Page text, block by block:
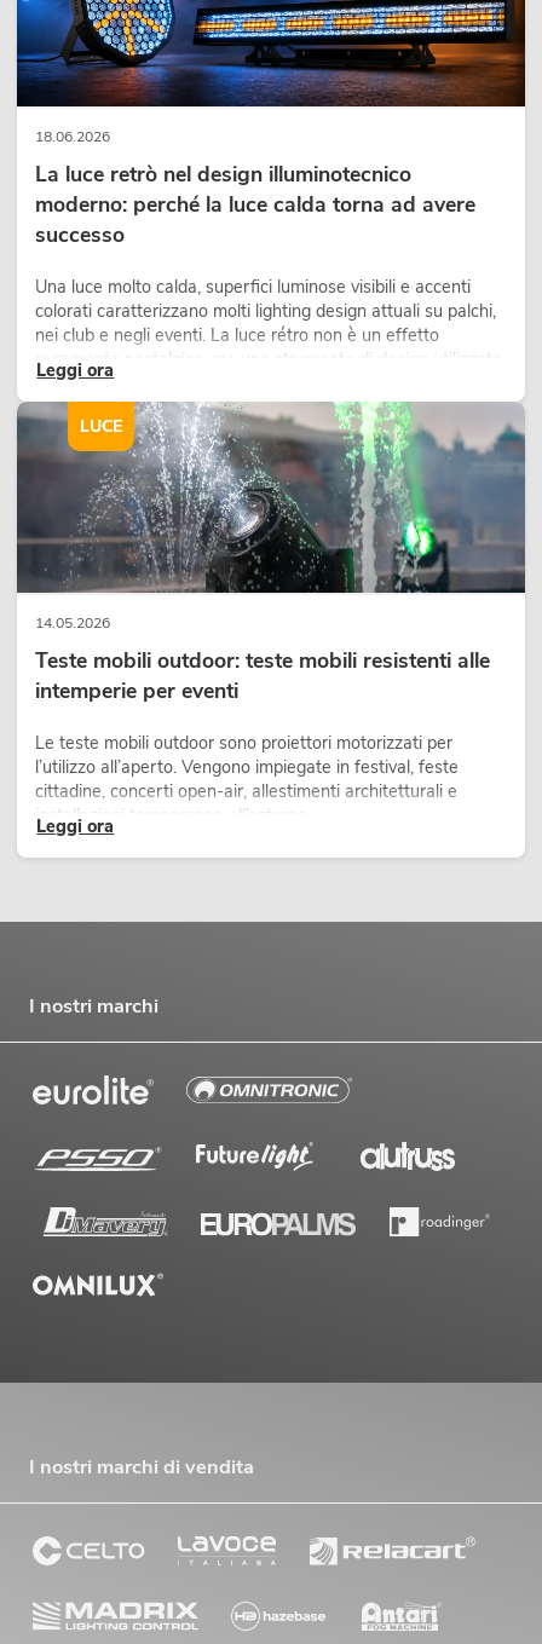
18.06.2026
La luce retrò nel design illuminotecnico
moderno: perché la luce calda torna ad avere
successo
Una luce molto calda, superfici luminose visibili e accenti
colorati caratterizzano molti lighting design attuali su palchi,
nei club e negli eventi. La luce rétro non è un effetto
puramente nostalgico, ma uno strumento di design utilizzato
in modo consapevole: crea atmosfera, dona carattere alle
scene e può rendere più emozionali i setup LED tecnici.
Leggi ora
14.05.2026
Teste mobili outdoor: teste mobili resistenti alle
intemperie per eventi
Le teste mobili outdoor sono proiettori motorizzati per
l’utilizzo all’aperto. Vengono impiegate in festival, feste
cittadine, concerti open-air, allestimenti architetturali e
installazioni temporanee all’esterno.
Leggi ora
LUCE
I nostri marchi
I nostri marchi di vendita